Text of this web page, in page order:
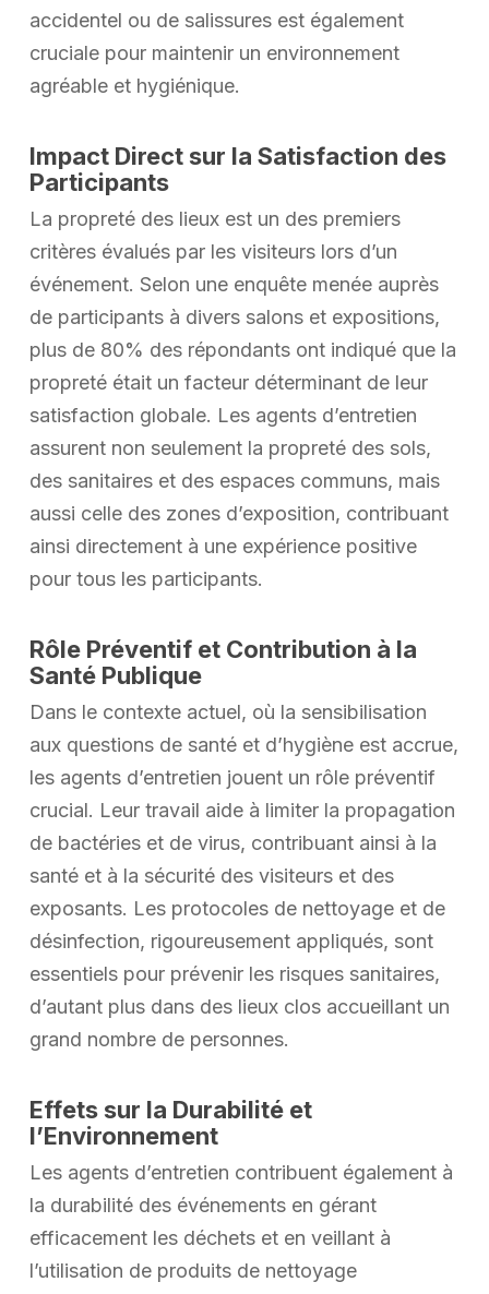
accidentel ou de salissures est également
cruciale pour maintenir un environnement
agréable et hygiénique.
Impact Direct sur la Satisfaction des
Participants
La propreté des lieux est un des premiers
critères évalués par les visiteurs lors d’un
événement. Selon une enquête menée auprès
de participants à divers salons et expositions,
plus de 80% des répondants ont indiqué que la
propreté était un facteur déterminant de leur
satisfaction globale. Les agents d’entretien
assurent non seulement la propreté des sols,
des sanitaires et des espaces communs, mais
aussi celle des zones d’exposition, contribuant
ainsi directement à une expérience positive
pour tous les participants.
Rôle Préventif et Contribution à la
Santé Publique
Dans le contexte actuel, où la sensibilisation
aux questions de santé et d’hygiène est accrue,
les agents d’entretien jouent un rôle préventif
crucial. Leur travail aide à limiter la propagation
de bactéries et de virus, contribuant ainsi à la
santé et à la sécurité des visiteurs et des
exposants. Les protocoles de nettoyage et de
désinfection, rigoureusement appliqués, sont
essentiels pour prévenir les risques sanitaires,
d’autant plus dans des lieux clos accueillant un
grand nombre de personnes.
Effets sur la Durabilité et
l’Environnement
Les agents d’entretien contribuent également à
la durabilité des événements en gérant
efficacement les déchets et en veillant à
l’utilisation de produits de nettoyage